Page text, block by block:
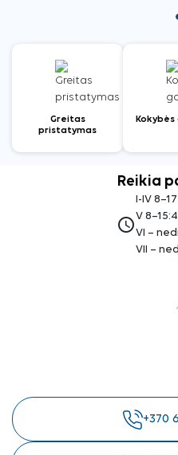
Greitas
pristatymas
Reikia
access_time
I-IV
V
VI –
VII –
+370